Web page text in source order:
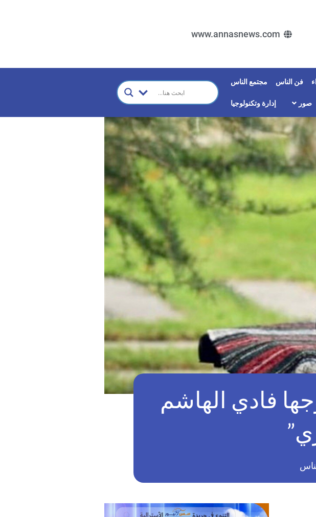
www.annasnews.com
فن الناس مجتمع الناس
صور إدارة وتكنولوجيا
فادي الهاشم